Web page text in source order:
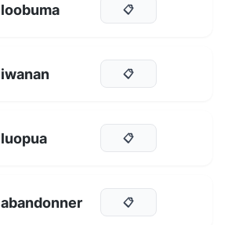
loobuma 📋
iwanan 📋
luopua 📋
abandonner 📋